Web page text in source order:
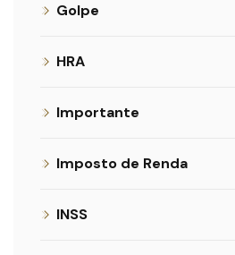
Golpe
HRA
Importante
Imposto de Renda
INSS